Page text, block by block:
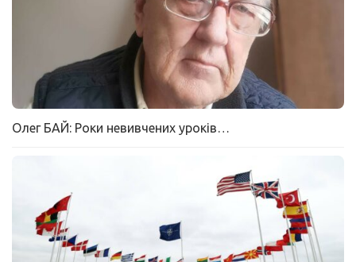
Олег БАЙ: Роки невивчених уроків…